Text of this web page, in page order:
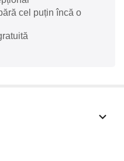
cel puțin încă o